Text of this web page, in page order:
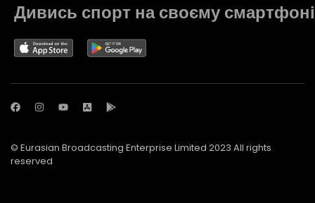
Дивись спорт на своєму смартфоні
© Eurasian Broadcasting Enterprise Limited 2023 All rights
reserved